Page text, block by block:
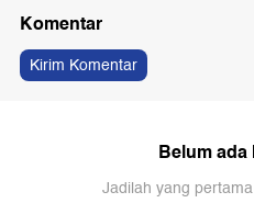
Komentar
Kirim Komentar
Belum
Jadilah yang